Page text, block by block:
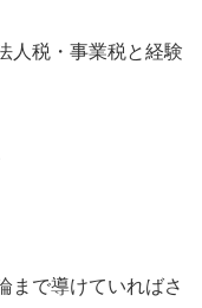
人税・事業税と経験
まで導けていればさ